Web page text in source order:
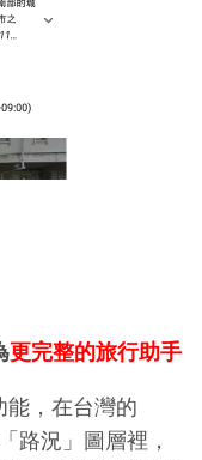
更完整的旅行助手
能，在台灣的
路況」圖層裡，